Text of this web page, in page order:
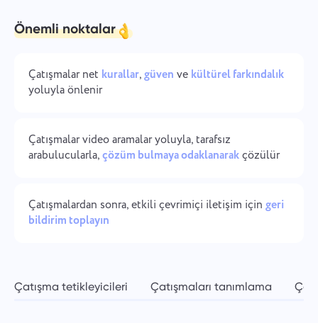
Português
Русский
ไทย
Tiếng Việt
Önemli noktalar
Çatışmalar net kurallar,güven ve kültürel farkındalık
yoluyla önlenir
Çatışmalar video aramalar yoluyla, tarafsız
arabulucularla,çözüm bulmaya odaklanarakçözülür
Çatışmalardan sonra, etkili çevrimiçi iletişim içingeri
bildirim toplayın
Çatışma tetikleyicileri Çatışmaları tanımlama
Proje bilgilerini (durumlar/etiketler) ve ekip aktivitelerini
çalışmasını optimize etmek için roller atayın.